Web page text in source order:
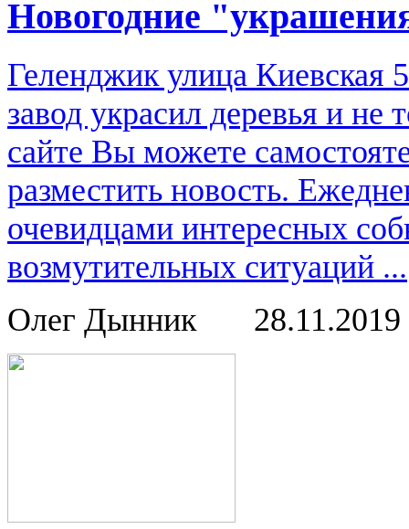
Новогодние
Геленджик улица
завод украсил деревья и
сайте Вы можете
разместить новость.
очевидцами интересных
возмутительных ситуаций ...
Олег Дынник
28.11.2019